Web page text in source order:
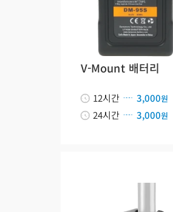
V-Mount 배터리
12시간 3,000원
24시간 3,000원